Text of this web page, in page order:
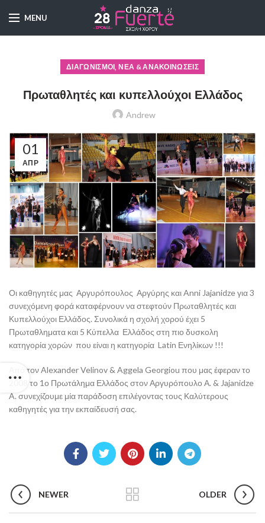
MENU
ΔΙΑΓΩΝΙΣΜΟΊ,ΝΈΑ & ΑΝΑΚΟΙΝΏΣΕΙΣ
Πρωταθλητές και κυπελλούχοι Ελλάδος
Andrew
01
ΑΠΡ
Οι καθηγητές μας Αργυρόπουλος Αργύρης και Anni Jajanidze για 3
συνεχόμενη φορά καταφέρνουν να στεφτούν Πρωταθλητές και
Κυπελλούχοι Ελλάδος. Συνολικά η σχολή χορού έχει 5
Πρωταθληματα και 5 Κύπελλα Ελλάδος στη πιο δυσκολη
κατηγορία χορών που είναι η κατηγορία Latin Ενηλίκων !!!
Από τον Alexander Velinov & Aggela Georgiou που μας έφεραν το
2008 το 1ο Πρωτάλημα Ελλάδος στον Αργυρόπουλο Α. & Jajanidze
A. συνεχίζουμε μία παράδοση επιλέγοντας τους Καλύτερους
καθηγητές για την εκπαίδευσή σας.
NEWER OLDER